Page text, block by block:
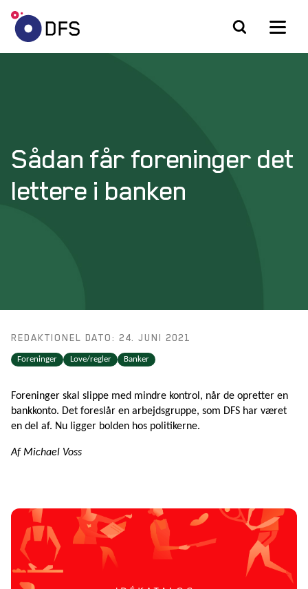
Sådan får foreninger det
lettere i banken
REDAKTIONEL DATO: 24. JUNI 2021
Foreninger Love/regler Banker
Foreninger skal slippe med mindre kontrol, når de opretter en
bankkonto. Det foreslår en arbejdsgruppe, som DFS har været
en del af. Nu ligger bolden hos politikerne.
Af Michael Voss